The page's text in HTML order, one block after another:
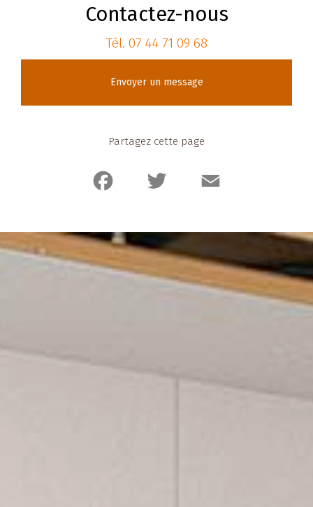
Contactez-nous
Tél. 07 44 71 09 68
Envoyer un message
Partagez cette page